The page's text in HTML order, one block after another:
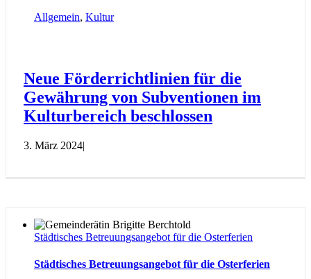
Allgemein, Kultur
Neue Förderrichtlinien für die
Gewährung von Subventionen im
Kulturbereich beschlossen
3. März 2024|
Städtisches Betreuungsangebot für die Osterferien
Städtisches Betreuungsangebot für die Osterferien